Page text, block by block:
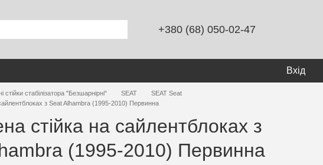
+380 (68) 050-02-47
Вхід
стійки стабілізатора "Безшарнірні" SEAT
SEAT Seat
з Seat Alhambra (1995-2010) Первинна
стійка на сайлентблоках з
(1995-2010) Первинна